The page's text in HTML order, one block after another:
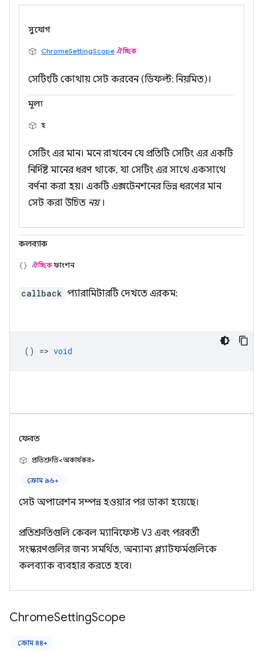
সুযোগ
ChromeSettingScope ঐচ্ছিক
সেটিংটি কোথায় সেট করবেন (ডিফল্ট: নিয়মিত)।
মূল্য
হ
সেটিং এর মান। মনে রাখবেন যে প্রতিটি সেটিং এর একটি
নির্দিষ্ট মানের ধরণ থাকে, যা সেটিং এর সাথে একসাথে
বর্ণনা করা হয়। একটি এক্সটেনশনের ভিন্ন ধরণের মান
সেট করা উচিত নয়।
কলব্যাক
ঐচ্ছিকফাংশন
callback প্যারামিটারটি দেখতে এরকম:
() => void
ফেরত
প্রতিশ্রুতি<অকার্যকর>
ক্রোম ৯৬+
সেট অপারেশন সম্পন্ন হওয়ার পর ডাকা হয়েছে।
প্রতিশ্রুতিগুলি কেবল ম্যানিফেস্ট V3 এবং পরবর্তী
সংস্করণগুলির জন্য সমর্থিত, অন্যান্য প্ল্যাটফর্মগুলিকে
কলব্যাক ব্যবহার করতে হবে।
ChromeSettingScope
ক্রোম ৪৪+